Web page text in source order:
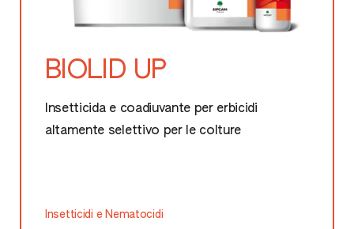
BIOLID UP
Insetticida e coadiuvante per erbicidi
altamente selettivo per le colture
Insetticidi e Nematocidi